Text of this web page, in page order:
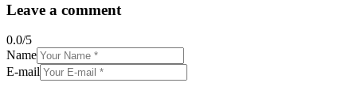
Leave a comment
0.0/5
Name
E-mail